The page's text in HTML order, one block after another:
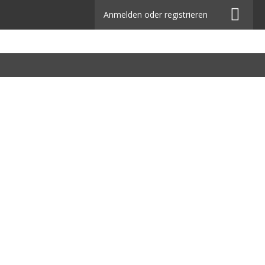
Anmelden oder registrieren